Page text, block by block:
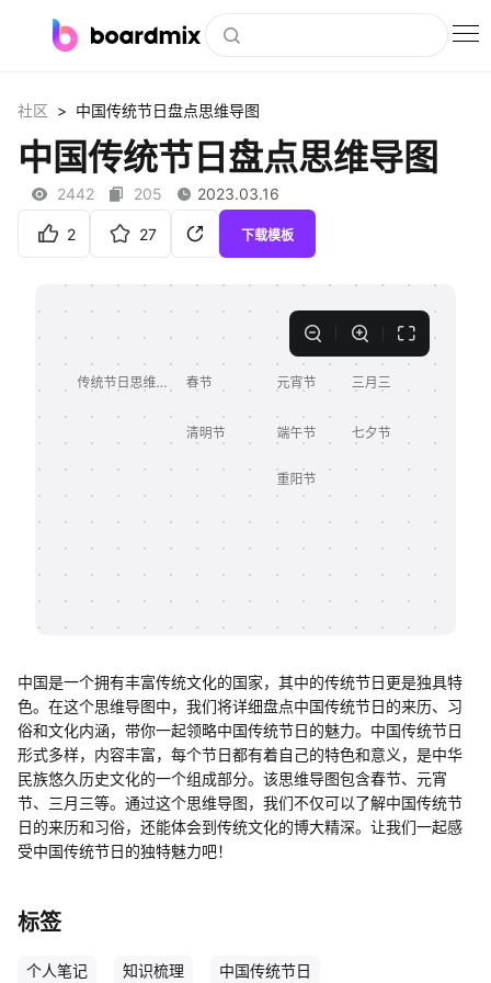
社区资源
下载
客户案例
帮助中心
社区 > 中国传统节日盘点思维导图
中国传统节日盘点思维导图
2442 205 2023.03.16
2 27 下载模板
中国是一个拥有丰富传统文化的国家，其中的传统节日更是独具特
色。在这个思维导图中，我们将详细盘点中国传统节日的来历、习
俗和文化内涵，带你一起领略中国传统节日的魅力。中国传统节日
形式多样，内容丰富，每个节日都有着自己的特色和意义，是中华
民族悠久历史文化的一个组成部分。该思维导图包含春节、元宵
节、三月三等。通过这个思维导图，我们不仅可以了解中国传统节
日的来历和习俗，还能体会到传统文化的博大精深。让我们一起感
受中国传统节日的独特魅力吧！
标签
个人笔记 知识梳理 中国传统节日